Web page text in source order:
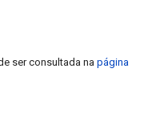
ser consultada na página